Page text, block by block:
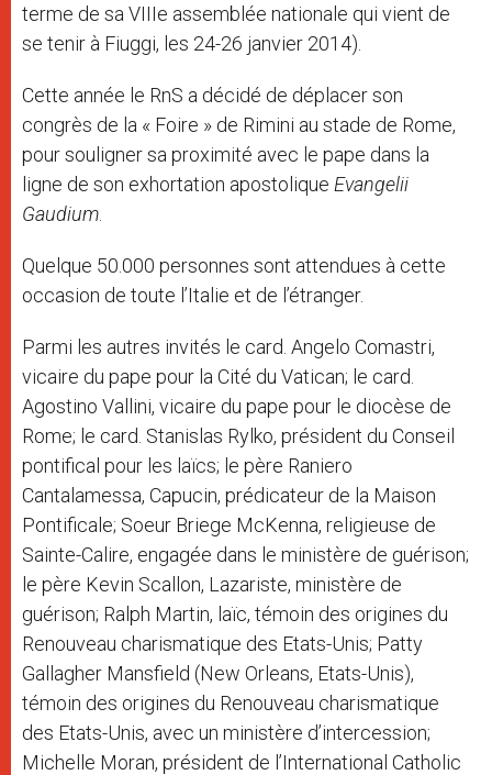
terme de sa VIIIe assemblée nationale qui vient de
se tenir à Fiuggi, les 24-26 janvier 2014).
Cette année le RnS a décidé de déplacer son
congrès de la « Foire » de Rimini au stade de Rome,
pour souligner sa proximité avec le pape dans la
ligne de son exhortation apostolique Evangelii
Gaudium
Quelque 50.000 personnes sont attendues à cette
occasion de toute l’Italie et de l’étranger.
Parmi les autres invités le card. Angelo Comastri,
vicaire du pape pour la Cité du Vatican; le card.
Agostino Vallini, vicaire du pape pour le diocèse de
Rome; le card. Stanislas Rylko, président du Conseil
pontifical pour les laïcs; le père Raniero
Cantalamessa, Capucin, prédicateur de la Maison
Pontificale; Soeur Briege McKenna, religieuse de
Sainte-Calire, engagée dans le ministère de guérison;
le père Kevin Scallon, Lazariste, ministère de
guérison; Ralph Martin, laïc, témoin des origines du
Renouveau charismatique des Etats-Unis; Patty
Gallagher Mansfield (New Orleans, Etats-Unis),
témoin des origines du Renouveau charismatique
des Etats-Unis, avec un ministère d’intercession;
Michelle Moran, président de l’International Catholic